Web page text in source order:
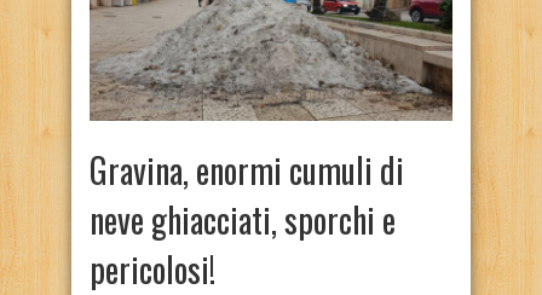
Gravina, enormi cumuli di
neve ghiacciati, sporchi e
pericolosi!